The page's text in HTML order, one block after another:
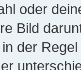
oder
Bild
der